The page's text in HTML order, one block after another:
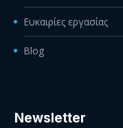
Ευκαιρίες εργασίας
Blog
Newsletter